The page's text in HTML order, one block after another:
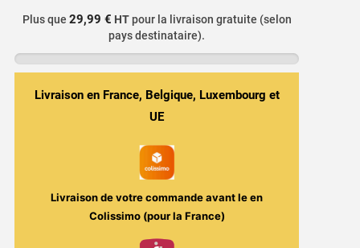
Concentré
Banane
10ml
Plus que 29,99 € HTpour la livraison gratuite (selon
pays destinataire).
Livraison en France, Belgique, Luxembourg et
UE
Livraison de votre commande avant leen
Colissimo (pour la France)